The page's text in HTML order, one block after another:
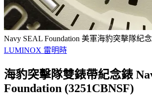
Navy SEAL Foundation 美軍海豹突擊隊紀
LUMINOX 雷明時
海豹突擊隊雙錶帶紀念錶
Foundation (3251CBNSF)